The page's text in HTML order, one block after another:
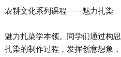
农耕文化系列课程——魅力扎染
魅力扎染学本领。同学们通过构
扎染的制作过程，发挥创意想象，